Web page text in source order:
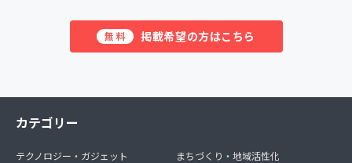
無料 掲載希望の方はこちら
カテゴリー
テクノロジー・ガジェット
まちづくり・地域活性化